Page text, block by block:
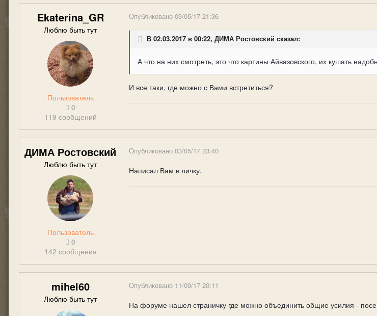
Ekaterina_GR
Люблю быть тут
Пользователь
0
119 сообщений
Опубликовано 03/05/17 21:36
В 02.03.2017 в 00:22, ДИМА Ростовский сказал:
А что на них смотреть, это что картины Айвазовского, их кушать
И все таки, где можно с Вами встретиться?
ДИМА Ростовский
Люблю быть тут
Пользователь
0
142 сообщения
Опубликовано 03/05/17 23:40
Написал Вам в личку.
mihel60
Люблю быть тут
Опубликовано 11/09/17 20:11
На форуме нашел страничку где можно объединить общие усилия -